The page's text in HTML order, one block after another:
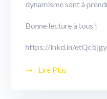
dynamisme sont à
Bonne lecture à tous !
https://lnkd.in/etQcbjgy
Lire Plus